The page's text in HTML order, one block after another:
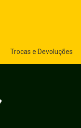
Trocas e Devoluções